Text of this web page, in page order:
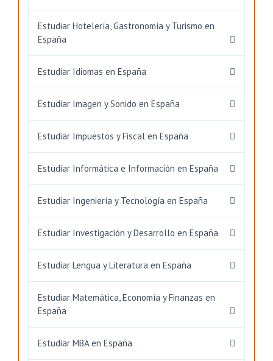
Estudiar Hotelería, Gastronomía y Turismo en
España
Estudiar Idiomas en España
Estudiar Imagen y Sonido en España
Estudiar Impuestos y Fiscal en España
Estudiar Informática e Información en España
Estudiar Ingeniería y Tecnología en España
Estudiar Investigación y Desarrollo en España
Estudiar Lengua y Literatura en España
Estudiar Matemática, Economía y Finanzas en
España
Estudiar MBA en España